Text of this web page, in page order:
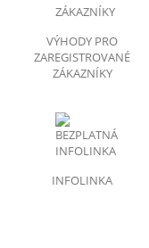
VÝHODY PRO
ZAREGISTROVANÉ
ZÁKAZNÍKY
INFOLINKA